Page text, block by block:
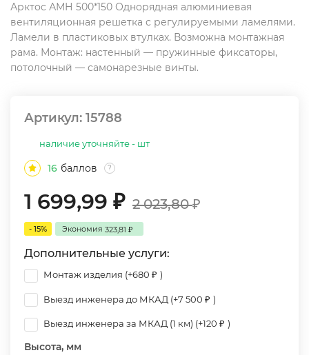
Арктос АМН 500*150 Однорядная алюминиевая
вентиляционная решетка с регулируемыми ламелями.
Ламели в пластиковых втулках. Возможна монтажная
рама. Монтаж: настенный — пружинные фиксаторы,
потолочный — самонарезные винты.
Артикул: 15788
наличие уточняйте - шт
16 баллов ?
1 699,99 ₽ 2 023,80₽
- 15% Экономия 323,81 ₽
Дополнительные услуги:
Монтаж изделия (+680 ₽ )
Выезд инженера до МКАД (+7 500 ₽ )
Выезд инженера за МКАД (1 км) (+120 ₽ )
Высота, мм